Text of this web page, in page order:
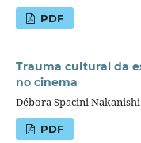
PDF
Trauma cultural da
no cinema
Débora Spacini Nakanishi
PDF